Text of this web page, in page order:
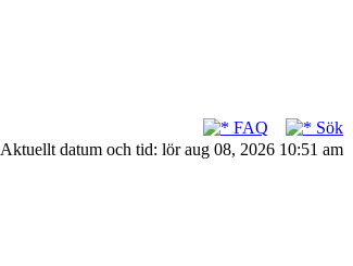
FAQ
Sök
Aktuellt datum och tid: lör aug 08, 2026 10:51 am